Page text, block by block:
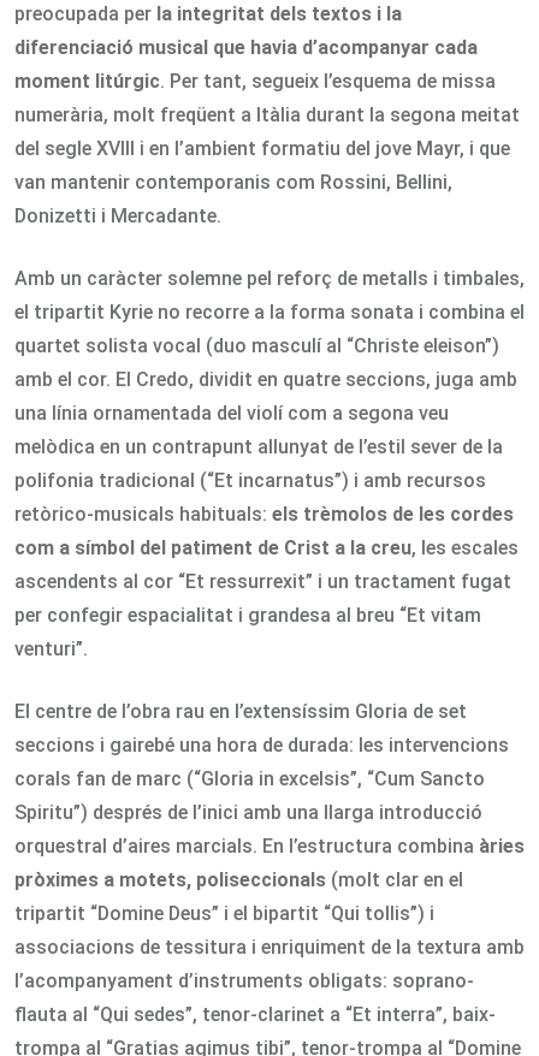
preocupada per la integritat dels textos i la
diferenciació musical que havia d’acompanyar cada
moment litúrgic. Per tant, segueix l’esquema de missa
numerària, molt freqüent a Itàlia durant la segona meitat
del segle XVIII i en l’ambient formatiu del jove Mayr, i que
van mantenir contemporanis com Rossini, Bellini,
Donizetti i Mercadante.
Amb un caràcter solemne pel reforç de metalls i timbales,
el tripartit Kyrie no recorre a la forma sonata i combina el
quartet solista vocal (duo masculí al “Christe eleison”)
amb el cor. El Credo, dividit en quatre seccions, juga amb
una línia ornamentada del violí com a segona veu
melòdica en un contrapunt allunyat de l’estil sever de la
polifonia tradicional (“Et incarnatus”) i amb recursos
retòrico-musicals habituals: els trèmolos de les cordes
com a símbol del patiment de Crist a la creu, les escales
ascendents al cor “Et ressurrexit” i un tractament fugat
per confegir espacialitat i grandesa al breu “Et vitam
venturi”.
El centre de l’obra rau en l’extensíssim Gloria de set
seccions i gairebé una hora de durada: les intervencions
corals fan de marc (“Gloria in excelsis”, “Cum Sancto
Spiritu”) després de l’inici amb una llarga introducció
orquestral d’aires marcials. En l’estructura combina àries
pròximes a motets, poliseccionals (molt clar en el
tripartit “Domine Deus” i el bipartit “Qui tollis”) i
associacions de tessitura i enriquiment de la textura amb
l’acompanyament d’instruments obligats: soprano-
flauta al “Qui sedes”, tenor-clarinet a “Et interra”, baix-
trompa al “Gratias agimus tibi”, tenor-trompa al “Domine